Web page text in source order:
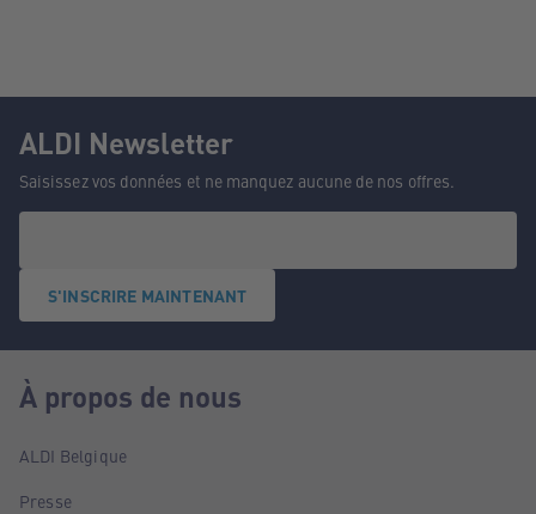
ALDI Newsletter
Saisissez vos données et ne manquez aucune de nos offres.
S'INSCRIRE MAINTENANT
À propos de nous
ALDI Belgique
Presse